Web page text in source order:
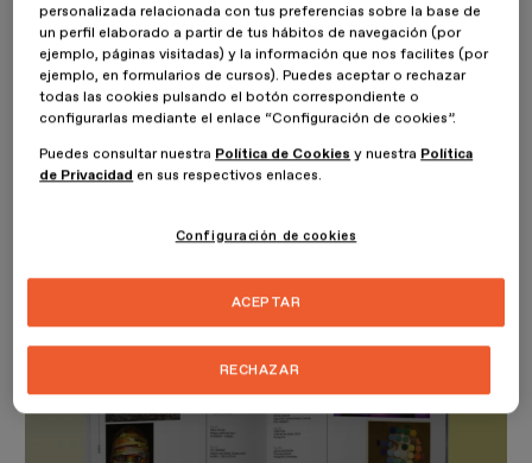
ARTURO es una revista de arte más que contemporáneo, con un
contenido sobre los últimos acontecimientos y novedades del
mundo del arte. Sobre lo último, lo raro, lo novedoso, lo bizarro, lo
extraño, lo loco, lo incoherente, lo interesante y lo ¡inefable!
Con un objetivo claro de mostrar lo nunca antes visto, las nuevas
interpretaciones del arte y el diseño. De entrevistar a los
personajes más influyentes del medio artístico. Ésta revista
de diseñadores arquitectos y personas interesadas en el medio
personalizada relacionada con tus preferencias sobre la base de
un perfil elaborado a partir de tus hábitos de navegación (por
ejemplo, páginas visitadas) y la información que nos facilites (por
ejemplo, en formularios de cursos). Puedes aceptar o rechazar
todas las cookies pulsando el botón correspondiente o
configurarlas mediante el enlace “Configuración de cookies”.
Puedes consultar nuestra Política de Cookies y nuestra Política
de Privacidad en sus respectivos enlaces.
Configuración de cookies
RECHAZAR
ACEPTAR